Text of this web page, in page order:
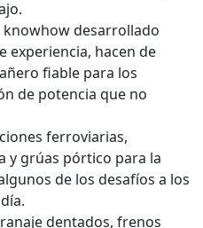
knowhow desarrollado
experiencia, hacen de
fiable para los
de potencia que no
ferroviarias,
y grúas pórtico para la
de los desafíos a los
dentados, frenos